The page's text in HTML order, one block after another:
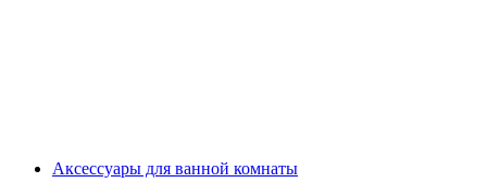
Аксессуары для ванной комнаты